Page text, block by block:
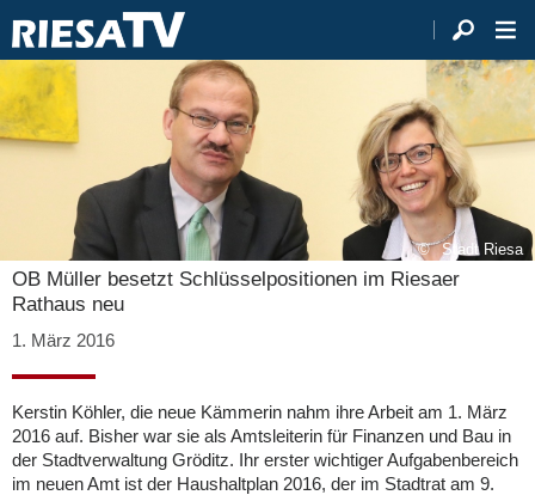
Stadt Riesa
OB Müller besetzt Schlüsselpositionen im Riesaer
Rathaus neu
1. März 2016
Kerstin Köhler, die neue Kämmerin nahm ihre Arbeit am 1. März
2016 auf. Bisher war sie als Amtsleiterin für Finanzen und Bau in
der Stadtverwaltung Gröditz. Ihr erster wichtiger Aufgabenbereich
im neuen Amt ist der Haushaltplan 2016, der im Stadtrat am 9.